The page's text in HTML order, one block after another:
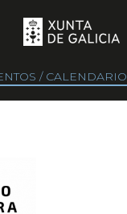
/ CALENDARIO